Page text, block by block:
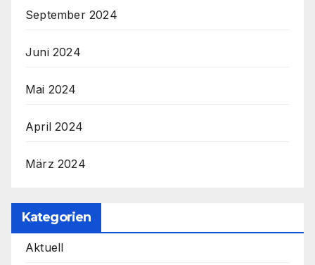
September 2024
Juni 2024
Mai 2024
April 2024
März 2024
Kategorien
Aktuell